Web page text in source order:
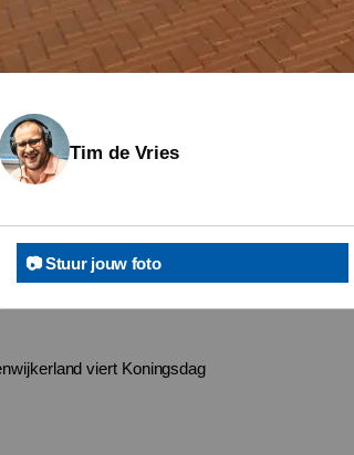
Tim de Vries
📷 Stuur jouw foto
viert Koningsdag